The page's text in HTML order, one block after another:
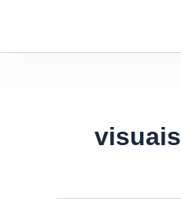
contenido
visuais